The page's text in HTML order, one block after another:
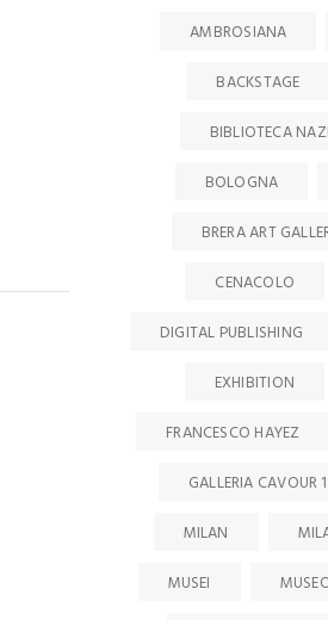
AMBROSIANA
BACKSTAGE
BIBLIOTECA
BOLOGNA
BRERA ART
CENACOLO
DIGITAL PUBLISHING
EXHIBITION
FRANCESCO HAYEZ
GALLERIA CAVOUR
MILAN
MUSEI